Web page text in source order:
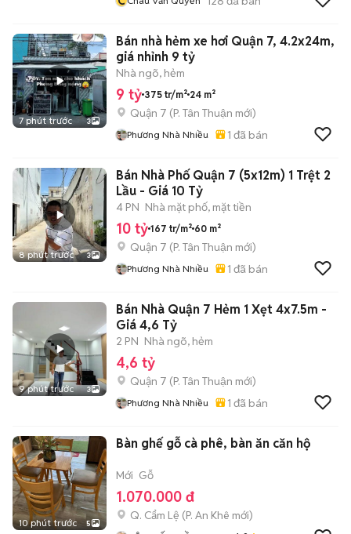
7 phút trước 3
Bán nhà hẻm xe hơi Quận 7, 4.2x24m,
giá nhỉnh 9 tỷ
Nhà ngõ, hẻm
9 tỷ 375 tr/m² 24 m²
Quận 7 (P. Tân Thuận mới)
Phương Nhà Nhiều 1 đã bán
8 phút trước 3
Bán Nhà Phố Quận 7 (5x12m) 1 Trệt 2
Lầu - Giá 10 Tỷ
4 PN Nhà mặt phố, mặt tiền
10 tỷ 167 tr/m² 60 m²
Quận 7 (P. Tân Thuận mới)
Phương Nhà Nhiều 1 đã bán
9 phút trước 3
Bán Nhà Quận 7 Hẻm 1 Xẹt 4x7.5m -
Giá 4,6 Tỷ
2 PN Nhà ngõ, hẻm
4,6 tỷ
Quận 7 (P. Tân Thuận mới)
Phương Nhà Nhiều 1 đã bán
10 phút trước 5
Bàn ghế gỗ cà phê, bàn ăn căn hộ
Mới Gỗ
1.070.000 đ
Q. Cẩm Lệ (P. An Khê mới)